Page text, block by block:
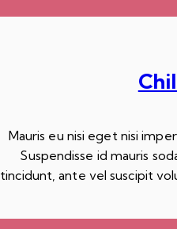
Mauris eu nisi eget nisi
Suspendisse id mauris
tincidunt, ante vel suscipit